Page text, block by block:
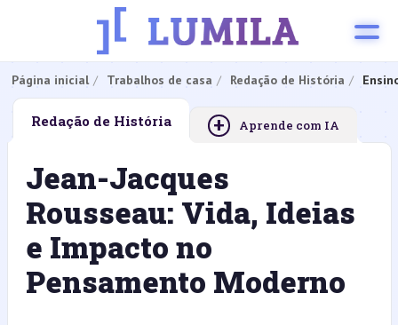
Página inicial Trabalhos de casa Redação de História
Redação de História + Aprende com IA
Jean-Jacques
Rousseau: Vida, Ideias
e Impacto no
Pensamento Moderno